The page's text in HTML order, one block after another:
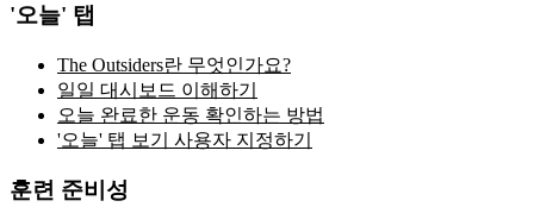
'오늘' 탭
The Outsiders란 무엇인가요?
일일 대시보드 이해하기
오늘 완료한 운동 확인하는 방법
'오늘' 탭 보기 사용자 지정하기
훈련 준비성